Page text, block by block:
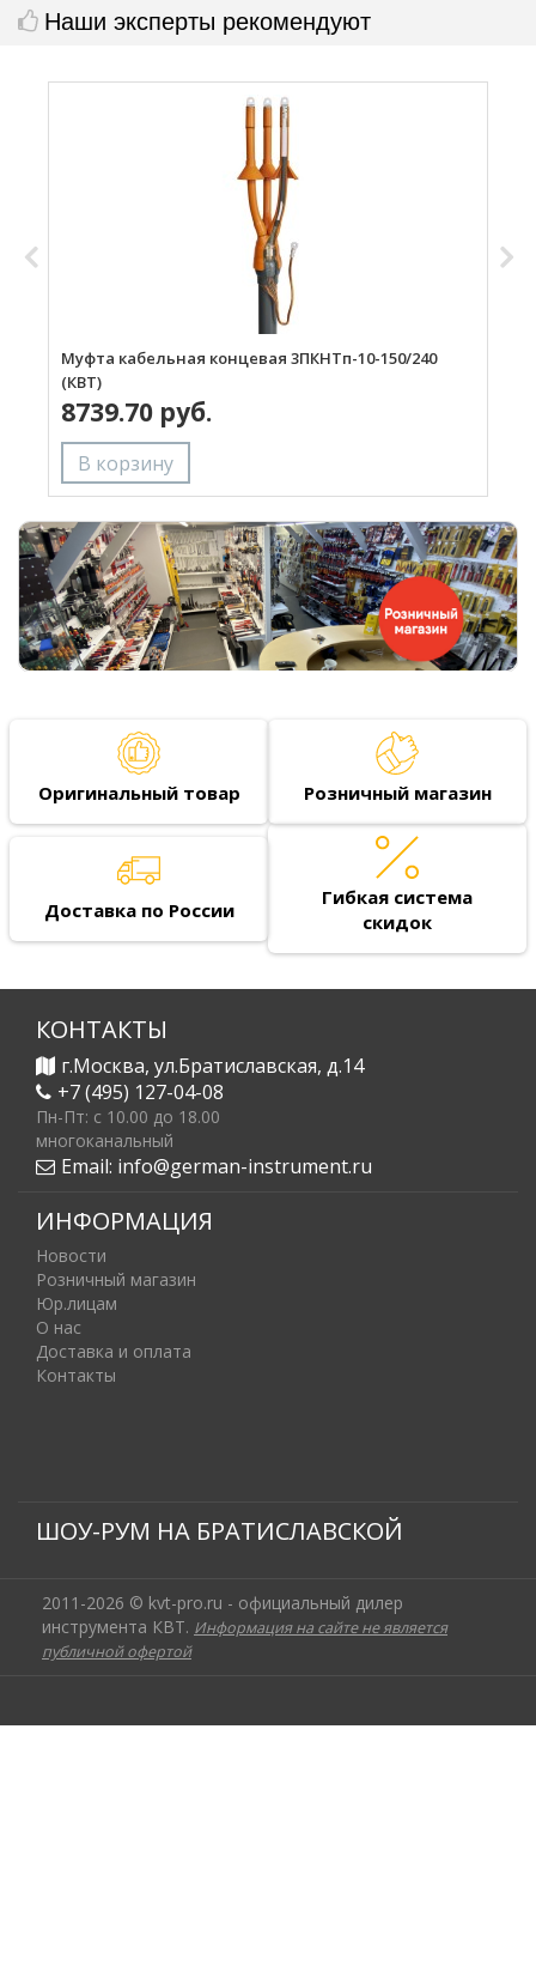
Наши эксперты рекомендуют
Муфта кабельная концевая 3ПКНТп-10-150/240
(КВТ)
8739.70 руб.
Оригинальный товар Розничный магазин
Доставка по России
Гибкая система
скидок
КОНТАКТЫ
г.Москва, ул.Братиславская, д.14
+7 (495) 127-04-08
Пн-Пт: c 10.00 до 18.00
многоканальный
Email: info@german-instrument.ru
ИНФОРМАЦИЯ
Новости
Розничный магазин
Юр.лицам
О нас
Доставка и оплата
Контакты
ШОУ-РУМ НА БРАТИСЛАВСКОЙ
2011-2026 © kvt-pro.ru - официальный дилер
инструмента КВТ. Информация на сайте не является
публичной офертой